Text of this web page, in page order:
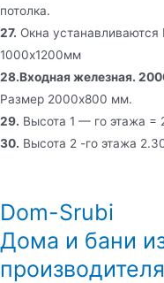
потолка.
27. Окна
1000х1200мм
28.Входная железная.
Размер 2000х800 мм.
29. Высота 1 — го этажа =
30. Высота 2 -го этажа
Dom-Srubi
Дома и бани
производителя